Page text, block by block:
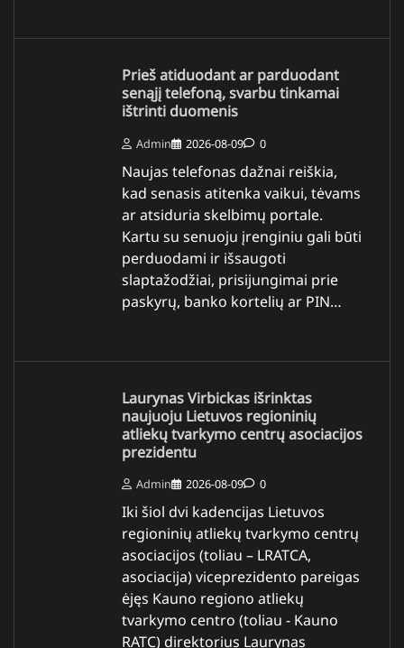
Prieš atiduodant ar parduodant
senąjį telefoną, svarbu tinkamai
ištrinti duomenis
Admin 2026-08-09 0
Naujas telefonas dažnai reiškia,
kad senasis atitenka vaikui, tėvams
ar atsiduria skelbimų portale.
Kartu su senuoju įrenginiu gali būti
perduodami ir išsaugoti
slaptažodžiai, prisijungimai prie
paskyrų, banko kortelių ar PIN…
Laurynas Virbickas išrinktas
naujuoju Lietuvos regioninių
atliekų tvarkymo centrų asociacijos
prezidentu
Admin 2026-08-09 0
Iki šiol dvi kadencijas Lietuvos
regioninių atliekų tvarkymo centrų
asociacijos (toliau – LRATCA,
asociacija) viceprezidento pareigas
ėjęs Kauno regiono atliekų
tvarkymo centro (toliau - Kauno
RATC) direktorius Laurynas